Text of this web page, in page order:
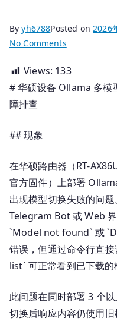
Byyh6788Posted on2026
No Commentson
硕
设
型
切
换
Xbox
游
戏
助
手
景
配
Views: 133
# 华硕设备 Ollama 多模
障排查
## 现象
在华硕路由器（RT-
官方固件）上部署
出现模型切换失败的问
Telegram Bot 或 Web
`Model not found` 或
错误，但通过命令行直
list` 可正常看到已下载的
此问题在同时部署 3 个
切换后响应内容仍使用旧